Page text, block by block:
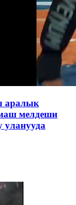
аралык
мелдеши
уланууда